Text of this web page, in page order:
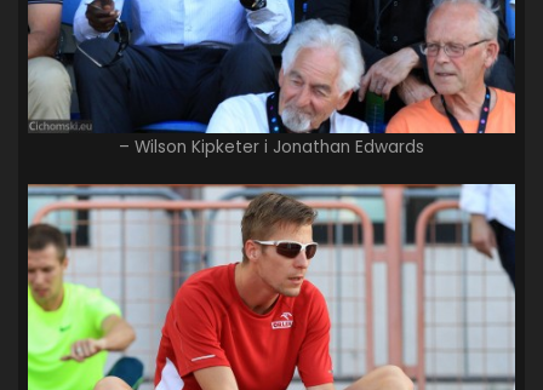
– Wilson Kipketer i Jonathan Edwards